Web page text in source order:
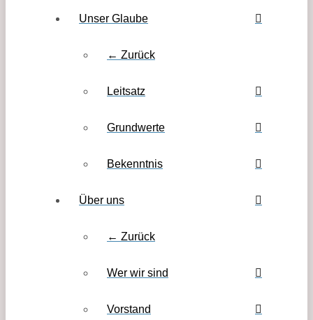
Unser Glaube
← Zurück
Leitsatz
Grundwerte
Bekenntnis
Über uns
← Zurück
Wer wir sind
Vorstand